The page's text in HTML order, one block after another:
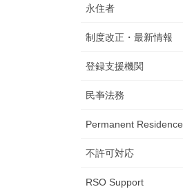
永住者
制度改正・最新情報
登録支援機関
民亊法務
Permanent Residence
不許可対応
RSO Support